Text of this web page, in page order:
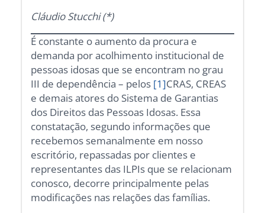
Cláudio Stucchi (*)
É constante o aumento da procura e
demanda por acolhimento institucional de
pessoas idosas que se encontram no grau
III de dependência – pelos [1]CRAS, CREAS
e demais atores do Sistema de Garantias
dos Direitos das Pessoas Idosas. Essa
constatação, segundo informações que
recebemos semanalmente em nosso
escritório, repassadas por clientes e
representantes das ILPIs que se relacionam
conosco, decorre principalmente pelas
modificações nas relações das famílias.